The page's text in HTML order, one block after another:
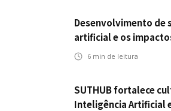
Desenvolvimento de
artificial e os
de seguros
6 min de leitura
SUTHUB fortalece
Inteligência Artificial